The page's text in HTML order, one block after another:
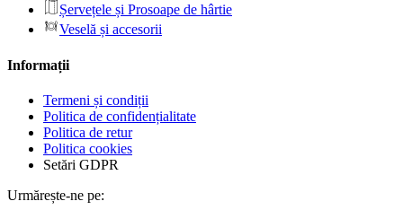
Șervețele și Prosoape de hârtie
Veselă și accesorii
Informații
Termeni și condiții
Politica de confidențialitate
Politica de retur
Politica cookies
Setări GDPR
Urmărește-ne pe: